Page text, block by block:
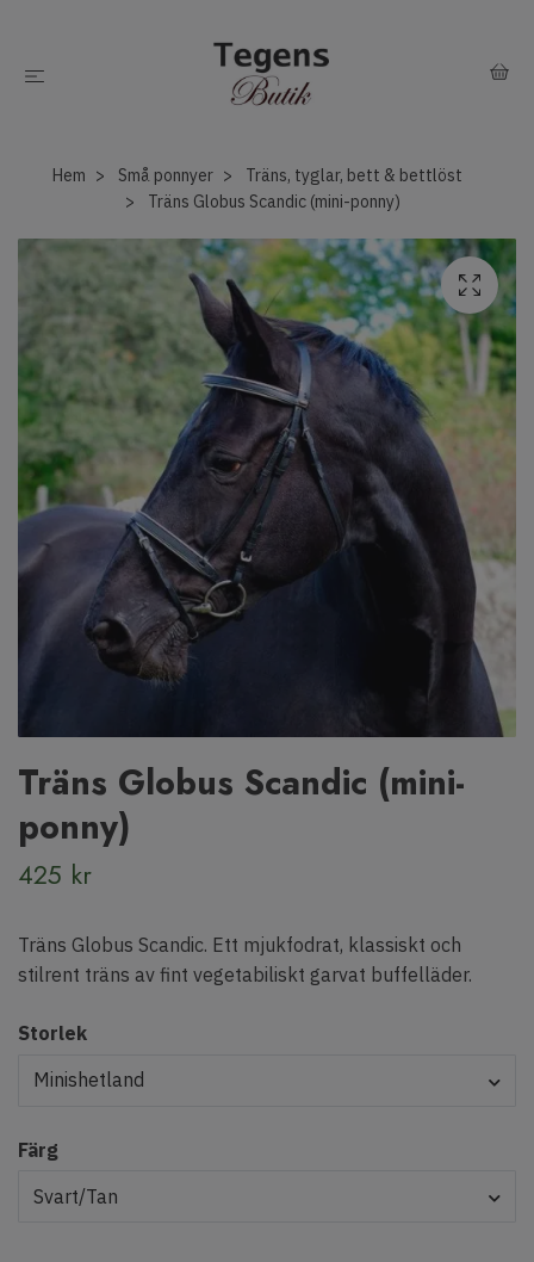
Hem Små ponnyer
Träns, tyglar, bett & bettlöst
Träns Globus Scandic (mini-ponny)
Träns Globus Scandic (mini-
ponny)
425 kr
Träns Globus Scandic. Ett mjukfodrat, klassiskt och
stilrent träns av fint vegetabiliskt garvat buffelläder.
Storlek
Minishetland
Färg
Svart/Tan